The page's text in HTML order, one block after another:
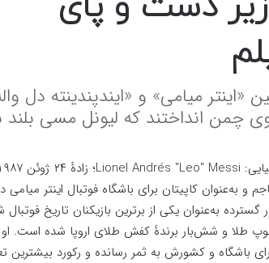
«اینتر میامی» و «ایندپندینته دل
چمن انداختند که لیونل مسی
به‌عنوان کاپیتان برای باشگاه فوتبال اینتر
گسترده به‌عنوان یکی از برترین بازیکنان تاریخ
طلا و شش‌بار برندهٔ کفش طلای اروپا شده است.